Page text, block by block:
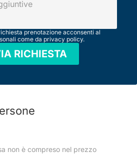
prenotazione acconsenti al
come da privacy policy.
RICHIESTA
non è compreso nel prezzo